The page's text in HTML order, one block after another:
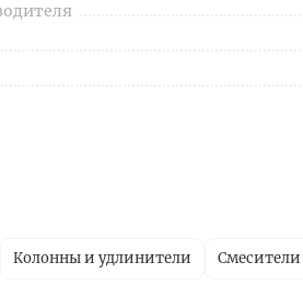
Колонны и удлинители Смесители